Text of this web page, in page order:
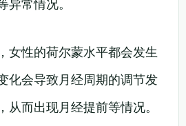
常情况。
女性的荷尔蒙水平都会发生
化会导致月经周期的调节发
从而出现月经提前等情况。